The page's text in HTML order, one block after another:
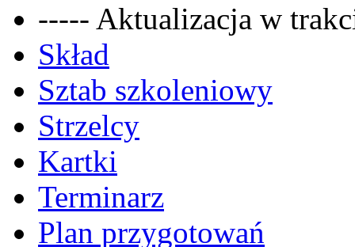
----- Aktualizacja w
Skład
Sztab szkoleniowy
Strzelcy
Kartki
Terminarz
Plan przygotowań